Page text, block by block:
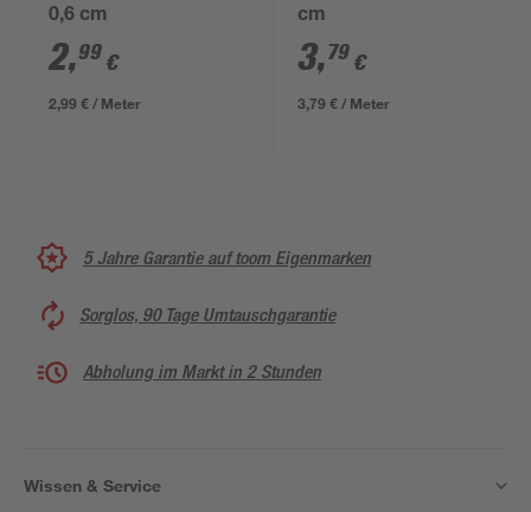
0,6 cm
2,99 €
2,99 € / Meter
cm
3,79 €
3,79 € / Meter
5 Jahre Garantie auf toom Eigenmarken
Sorglos, 90 Tage Umtauschgarantie
Abholung im Markt in 2 Stunden
Wissen & Service